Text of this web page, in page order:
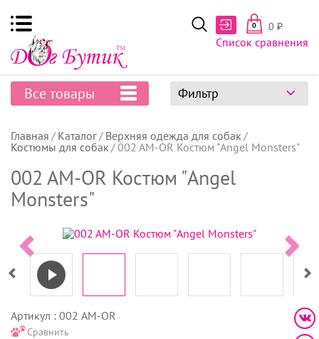
0 0 ₽
Список сравнения
Все товары Фильтр
Главная Каталог
Верхняя одежда для собак
Костюмы для собак
002 AM-OR Костюм "Angel Monsters"
002 AM-OR Костюм "Angel
Monsters"
Артикул : 002 AM-OR
Сравнить